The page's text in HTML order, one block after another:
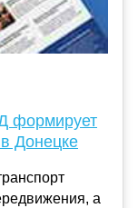
формирует
Донецке
а